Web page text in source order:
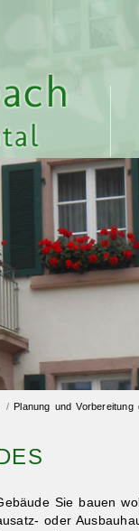
/ Planung und Vorbereitung
Sie bauen
oder